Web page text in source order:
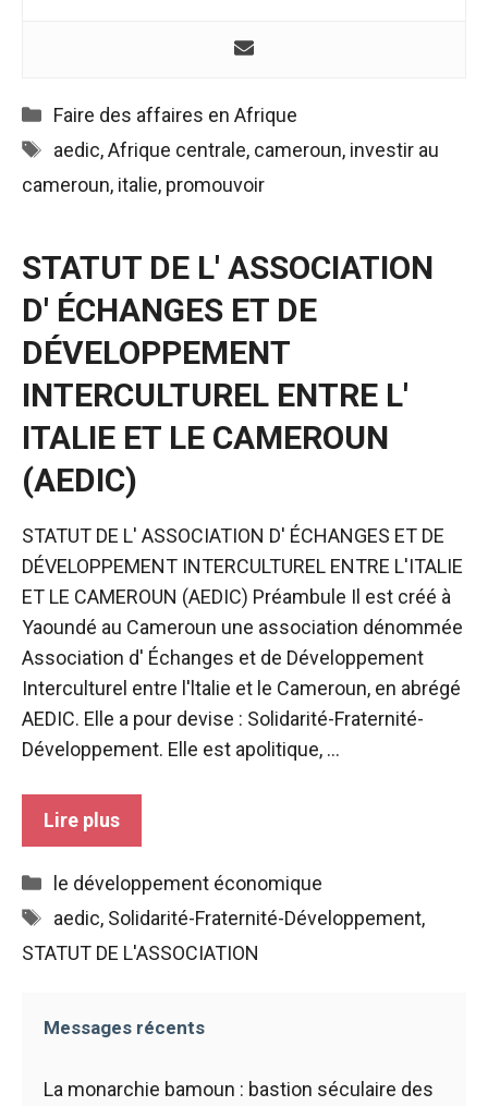
Catégories
Faire des affaires en Afrique
Étiquettes
aedic,Afrique centrale, cameroun, investir au
cameroun, italie, promouvoir
STATUT DE L' ASSOCIATION
D' ÉCHANGES ET DE
DÉVELOPPEMENT
INTERCULTUREL ENTRE L'
ITALIE ET LE CAMEROUN
(AEDIC)
STATUT DE L' ASSOCIATION D' ÉCHANGES ET DE
DÉVELOPPEMENT INTERCULTUREL ENTRE L'ITALIE
ET LE CAMEROUN (AEDIC) Préambule Il est créé à
Yaoundé au Cameroun une association dénommée
Association d' Échanges et de Développement
Interculturel entre l'ltalie et le Cameroun, en abrégé
AEDIC. Elle a pour devise : Solidarité-Fraternité-
Développement. Elle est apolitique, ...
Lire plus
Catégories
le développement économique
Étiquettes
aedic, Solidarité-Fraternité-Développement,
STATUT DE L'ASSOCIATION
Messages récents
La monarchie bamoun : bastion séculaire des